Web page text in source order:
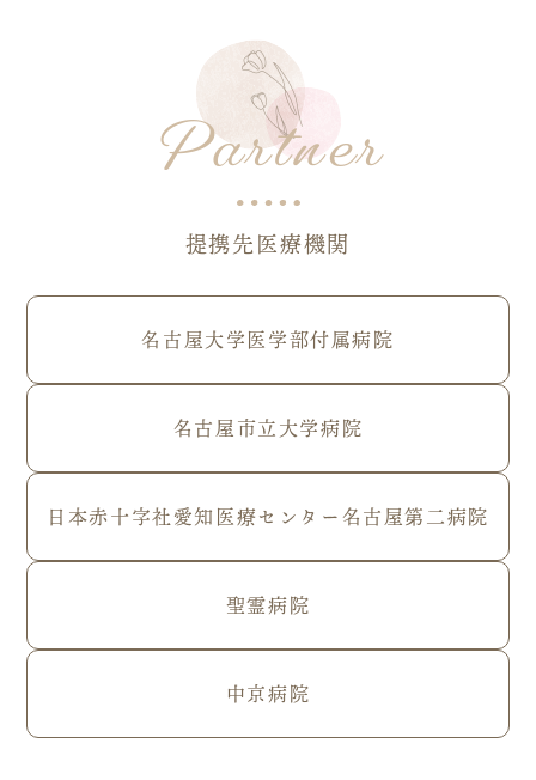
Partner
提携先医療機関
名古屋大学医学部付属病院
名古屋市立大学病院
日本赤十字社愛知医療センター名古屋第二病院
聖霊病院
中京病院